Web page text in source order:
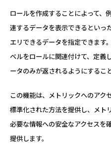
ロールを作成することによって、
連するデータを表示できるといっ
エリできるデータを指定できます
ベルをロールに関連付けて、定義
ータのみが返されるようにするこ
この機能は、メトリックへのアク
標準化された方法を提供し、メト
必要な情報への安全なアクセスを
提供します。